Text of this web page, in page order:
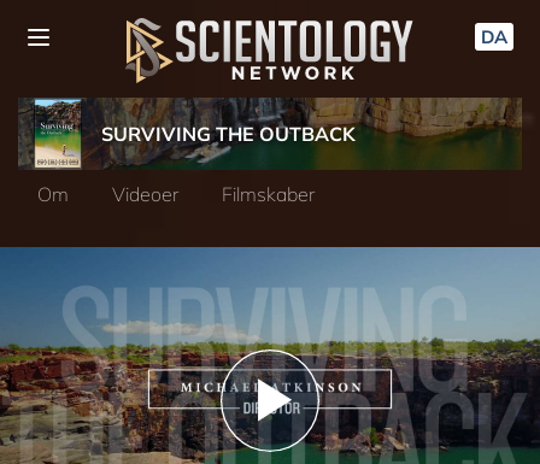
DA
SURVIVING THE OUTBACK
Om Videoer Filmskaber
Play